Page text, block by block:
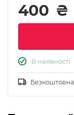
400 ₴
В наявності